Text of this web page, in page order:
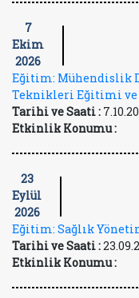
7
Ekim
2026
Eğitim: Mühendislik
Teknikleri Eğitimi ve
Tarihi ve Saati :
Etkinlik Konumu :
23
Eylül
2026
Eğitim: Sağlık
Tarihi ve Saati :
Etkinlik Konumu :